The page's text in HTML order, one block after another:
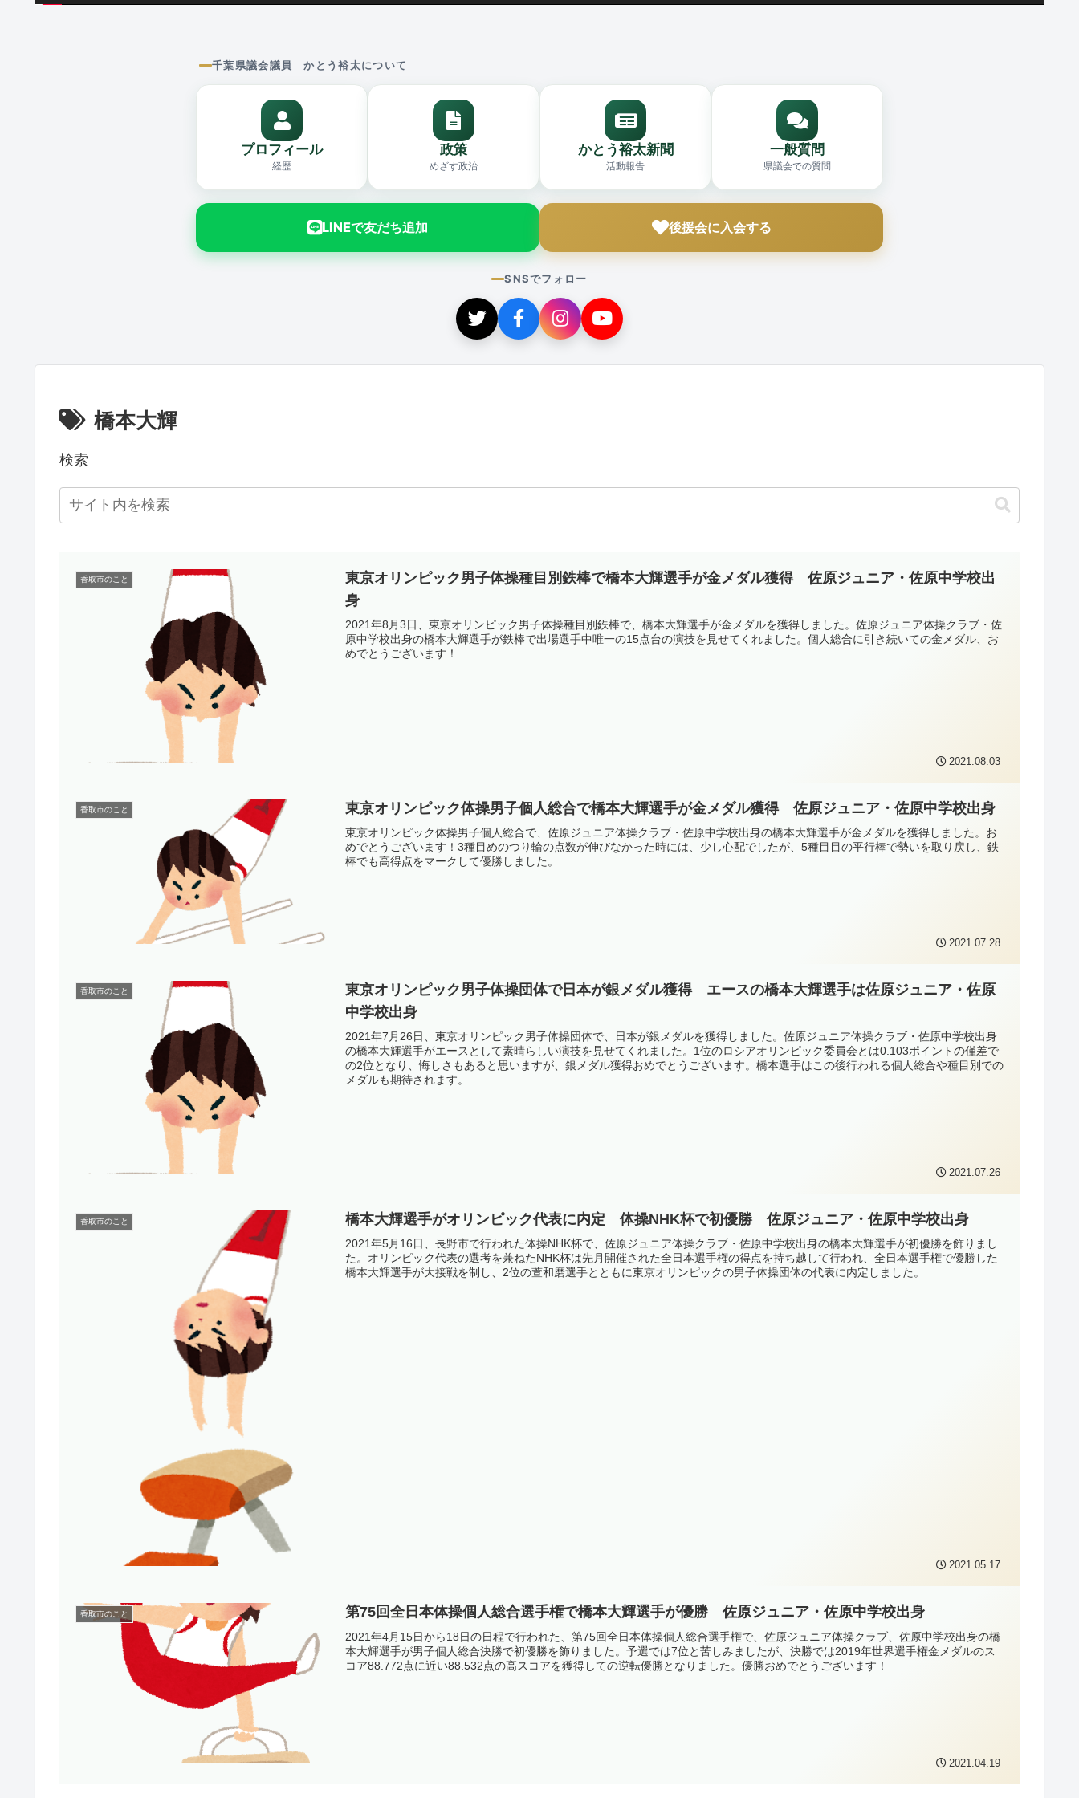
千葉県議会議員 かとう裕太について
プロフィール
経歴
政策
めざす政治
かとう裕太新聞
活動報告
一般質問
県議会での質問
LINEで友だち追加 後援会に入会する
SNSでフォロー
橋本大輝
検索
香取市のこと
東京オリンピック男子体操種目別鉄棒で橋本大輝選手が金メダル獲得 佐原ジュニア・佐原中学校出
身
2021年8月3日、東京オリンピック男子体操種目別鉄棒で、橋本大輝選手が金メダルを獲得しました。佐原ジュニア体操クラブ・佐
原中学校出身の橋本大輝選手が鉄棒で出場選手中唯一の15点台の演技を見せてくれました。個人総合に引き続いての金メダル、お
めでとうございます！
2021.08.03
香取市のこと 東京オリンピック体操男子個人総合で橋本大輝選手が金メダル獲得 佐原ジュニア・佐原中学校出身
東京オリンピック体操男子個人総合で、佐原ジュニア体操クラブ・佐原中学校出身の橋本大輝選手が金メダルを獲得しました。お
めでとうございます！3種目めのつり輪の点数が伸びなかった時には、少し心配でしたが、5種目目の平行棒で勢いを取り戻し、鉄
棒でも高得点をマークして優勝しました。
2021.07.28
香取市のこと
東京オリンピック男子体操団体で日本が銀メダル獲得 エースの橋本大輝選手は佐原ジュニア・佐原
中学校出身
2021年7月26日、東京オリンピック男子体操団体で、日本が銀メダルを獲得しました。佐原ジュニア体操クラブ・佐原中学校出身
の橋本大輝選手がエースとして素晴らしい演技を見せてくれました。1位のロシアオリンピック委員会とは0.103ポイントの僅差で
の2位となり、悔しさもあると思いますが、銀メダル獲得おめでとうございます。橋本選手はこの後行われる個人総合や種目別での
メダルも期待されます。
2021.07.26
香取市のこと 橋本大輝選手がオリンピック代表に内定 体操NHK杯で初優勝 佐原ジュニア・佐原中学校出身
2021年5月16日、長野市で行われた体操NHK杯で、佐原ジュニア体操クラブ・佐原中学校出身の橋本大輝選手が初優勝を飾りまし
た。オリンピック代表の選考を兼ねたNHK杯は先月開催された全日本選手権の得点を持ち越して行われ、全日本選手権で優勝した
橋本大輝選手が大接戦を制し、2位の萱和磨選手とともに東京オリンピックの男子体操団体の代表に内定しました。
2021.05.17
香取市のこと 第75回全日本体操個人総合選手権で橋本大輝選手が優勝 佐原ジュニア・佐原中学校出身
2021年4月15日から18日の日程で行われた、第75回全日本体操個人総合選手権で、佐原ジュニア体操クラブ、佐原中学校出身の橋
本大輝選手が男子個人総合決勝で初優勝を飾りました。予選では7位と苦しみましたが、決勝では2019年世界選手権金メダルのス
コア88.772点に近い88.532点の高スコアを獲得しての逆転優勝となりました。優勝おめでとうございます！
2021.04.19